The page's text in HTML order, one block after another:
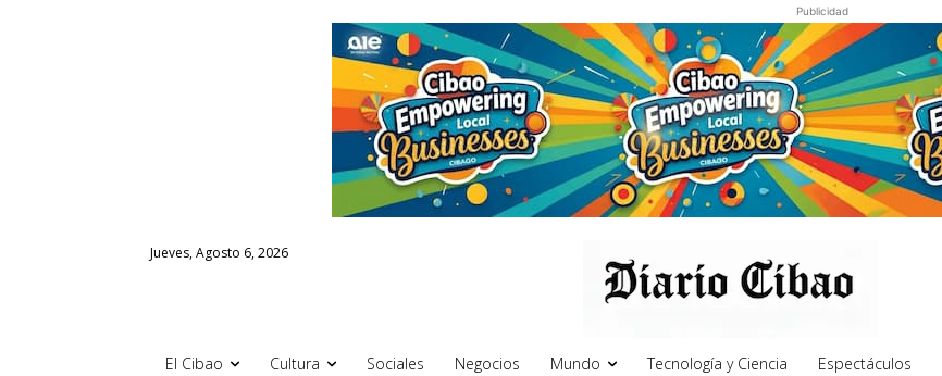
Publicidad
Jueves, Agosto 6, 2026
El Cibao Cultura Sociales Negocios Mundo Tecnología y Ciencia Espectáculos